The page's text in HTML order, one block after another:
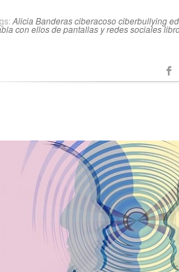
Alicia Banderasciberacosociberbullying
con ellos de pantallas y redes sociales